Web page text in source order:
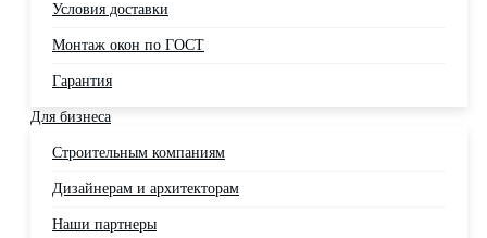
Условия доставки
Монтаж окон по ГОСТ
Гарантия
Для бизнеса
Строительным компаниям
Дизайнерам и архитекторам
Наши партнеры